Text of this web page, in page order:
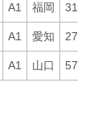
A1 福岡 31
A1 愛知 27
A1 山口 57